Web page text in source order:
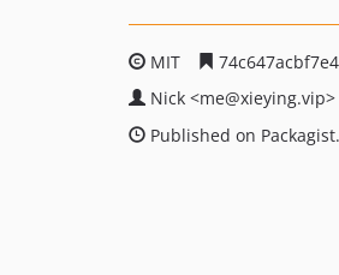
MIT
Nick <me@xieying.vip>
Published on